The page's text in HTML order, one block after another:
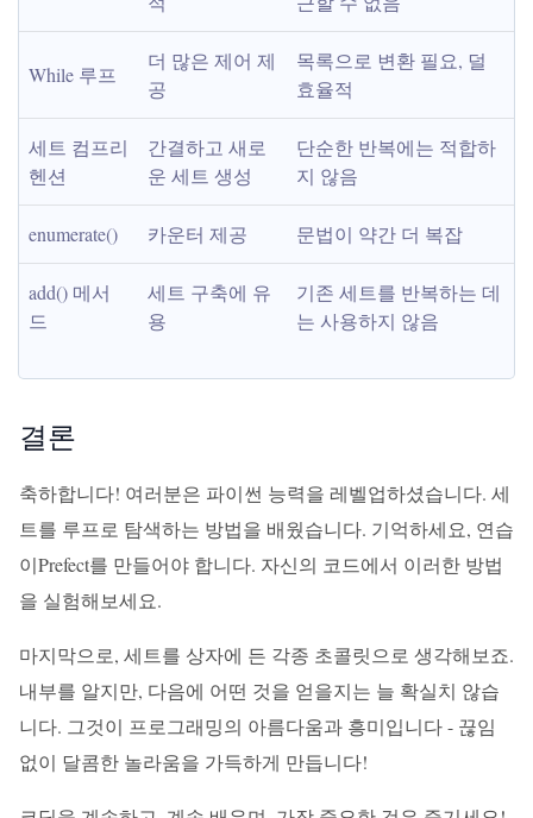
While 루프
더 많은 제어 제
공
목록으로 변환 필요, 덜
효율적
세트 컴프리
헨션
간결하고 새로
운 세트 생성
단순한 반복에는 적합하
지 않음
enumerate() 카운터 제공 문법이 약간 더 복잡
add() 메서
드
세트 구축에 유
용
기존 세트를 반복하는 데
는 사용하지 않음
결론
축하합니다! 여러분은 파이썬 능력을 레벨업하셨습니다. 세
트를 루프로 탐색하는 방법을 배웠습니다. 기억하세요, 연습
이Prefect를 만들어야 합니다. 자신의 코드에서 이러한 방법
을 실험해보세요.
마지막으로, 세트를 상자에 든 각종 초콜릿으로 생각해보죠.
내부를 알지만, 다음에 어떤 것을 얻을지는 늘 확실치 않습
니다. 그것이 프로그래밍의 아름다움과 흥미입니다 - 끊임
없이 달콤한 놀라움을 가득하게 만듭니다!